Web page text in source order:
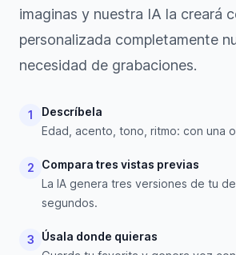
imaginas y nuestra IA la creará
personalizada completamente
necesidad de grabaciones.
1
Descríbela
Edad, acento, tono, ritmo: con una
2
Compara tres vistas previas
La IA genera tres versiones de tu
segundos.
3
Úsala donde quieras